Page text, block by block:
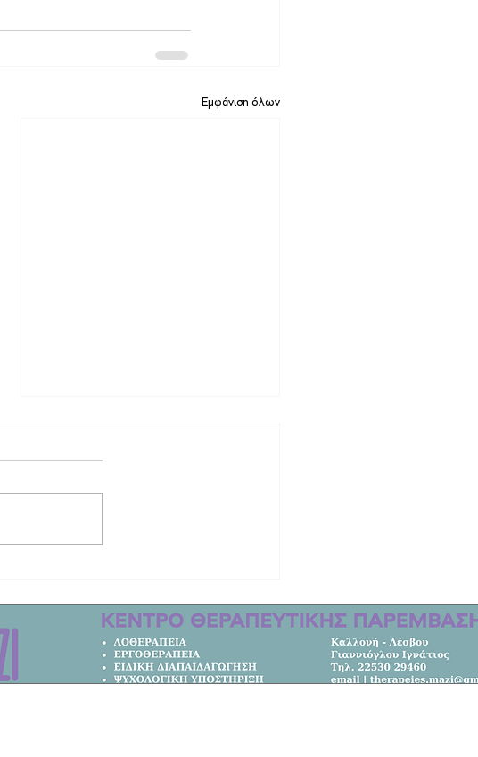
Εμφάνιση όλων
Παπαδόπουλου στην ταινία «I was a
stranger» (video)